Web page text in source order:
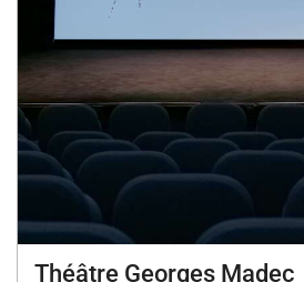
Théâtre Georges Madec